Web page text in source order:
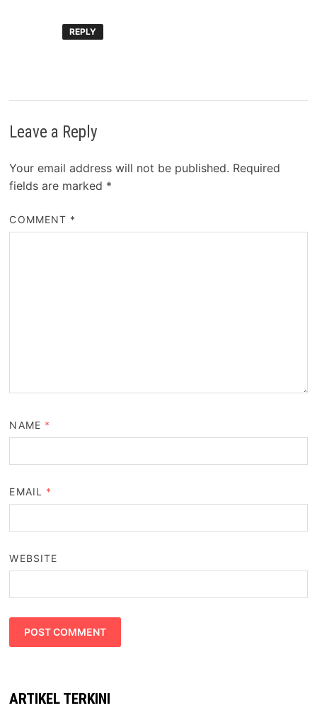
REPLY
Leave a Reply
Your email address will not be published. Required
fields are marked *
COMMENT *
NAME *
EMAIL *
WEBSITE
ARTIKEL TERKINI